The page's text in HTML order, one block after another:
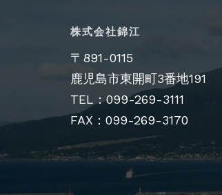
株式会社錦江
〒891-0115
鹿児島市東開町3番地191
TEL：099-269-3111
FAX：099-269-3170